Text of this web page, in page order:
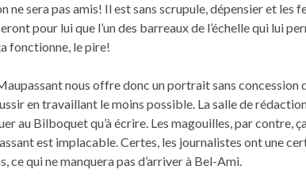
ne sera pas amis! Il est sans scrupule, dépensier et les
pour lui que l’un des barreaux de l’échelle qui lui
fonctionne, le pire!
nous offre donc un portrait sans concession
en travaillant le moins possible. La salle de
au Bilboquet qu’à écrire. Les magouilles, par contre,
est implacable. Certes, les journalistes ont une
ce qui ne manquera pas d’arriver à Bel-Ami.